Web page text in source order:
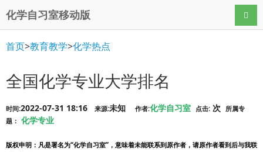
化学自习室移动版 导航
首页>教育教学>化学热点
全国化学专业大学排名
时间:2022-07-31 18:16 来源:未知 作者:化学自习室 点击: 次
所属专
题： 化学专业
版权申明 ：凡是署名为“化学自习室”，意味着未能联系到原作者，请原作者看到后与我联